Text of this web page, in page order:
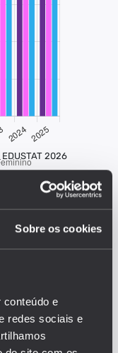
Sobre os cookies
e
redes sociais e
EDUSTAT 2026